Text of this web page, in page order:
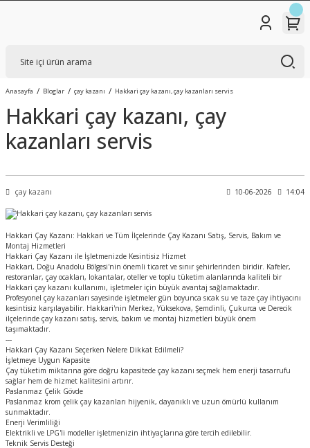
Anasayfa Bloglar çay kazanı Hakkari çay kazanı, çay kazanları servis
Hakkari çay kazanı, çay
kazanları servis
çay kazanı 10-06-2026 14:04
Hakkari Çay Kazanı: Hakkari ve Tüm İlçelerinde Çay Kazanı Satış, Servis, Bakım ve
Montaj Hizmetleri
Hakkari Çay Kazanı ile İşletmenizde Kesintisiz Hizmet
Hakkari, Doğu Anadolu Bölgesi'nin önemli ticaret ve sınır şehirlerinden biridir. Kafeler,
restoranlar, çay ocakları, lokantalar, oteller ve toplu tüketim alanlarında kaliteli bir
Hakkari çay kazanı kullanımı, işletmeler için büyük avantaj sağlamaktadır.
Profesyonel çay kazanları sayesinde işletmeler gün boyunca sıcak su ve taze çay ihtiyacını
kesintisiz karşılayabilir. Hakkari'nin Merkez, Yüksekova, Şemdinli, Çukurca ve Derecik
ilçelerinde çay kazanı satış, servis, bakım ve montaj hizmetleri büyük önem
taşımaktadır.
---
Hakkari Çay Kazanı Seçerken Nelere Dikkat Edilmeli?
İşletmeye Uygun Kapasite
Çay tüketim miktarına göre doğru kapasitede çay kazanı seçmek hem enerji tasarrufu
sağlar hem de hizmet kalitesini artırır.
Paslanmaz Çelik Gövde
Paslanmaz krom çelik çay kazanları hijyenik, dayanıklı ve uzun ömürlü kullanım
sunmaktadır.
Enerji Verimliliği
Elektrikli ve LPG'li modeller işletmenizin ihtiyaçlarına göre tercih edilebilir.
Teknik Servis Desteği